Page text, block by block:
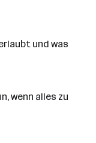
und was
wenn alles zu